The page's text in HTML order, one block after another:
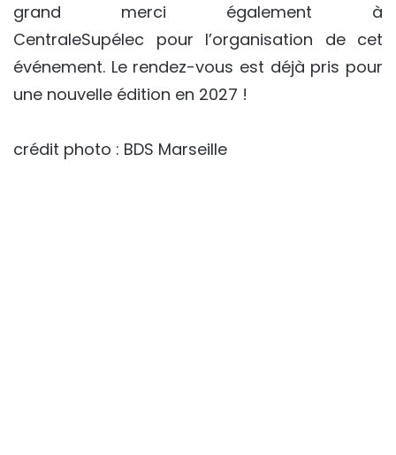
grand merci également à
CentraleSupélec pour l’organisation de cet
événement. Le rendez-vous est déjà pris pour
une nouvelle édition en 2027 !
crédit photo : BDS Marseille